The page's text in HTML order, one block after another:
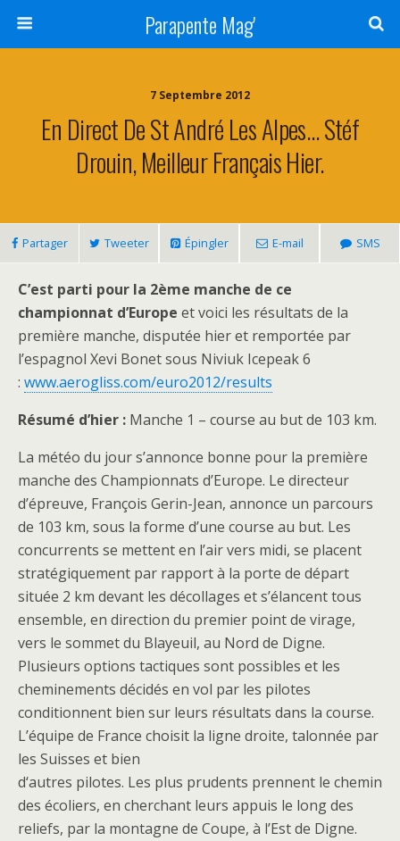
Parapente Mag'
7 Septembre 2012
En Direct De St André Les Alpes… Stéf
Drouin, Meilleur Français Hier.
Partager Tweeter Épingler E-mail SMS
C’est parti pour la 2ème manche de ce
championnat d’Europe et voici les résultats de la
première manche, disputée hier et remportée par
l’espagnol Xevi Bonet sous Niviuk Icepeak 6
: www.aerogliss.com/euro2012/results
Résumé d’hier : Manche 1 – course au but de 103 km.
La météo du jour s’annonce bonne pour la première
manche des Championnats d’Europe. Le directeur
d’épreuve, François Gerin-Jean, annonce un parcours
de 103 km, sous la forme d’une course au but. Les
concurrents se mettent en l’air vers midi, se placent
stratégiquement par rapport à la porte de départ
située 2 km devant les décollages et s’élancent tous
ensemble, en direction du premier point de virage,
vers le sommet du Blayeuil, au Nord de Digne.
Plusieurs options tactiques sont possibles et les
cheminements décidés en vol par les pilotes
conditionnent bien sur leurs résultats dans la course.
L’équipe de France choisit la ligne droite, talonnée par
les Suisses et bien
d‘autres pilotes. Les plus prudents prennent le chemin
des écoliers, en cherchant leurs appuis le long des
reliefs, par la montagne de Coupe, à l’Est de Digne.